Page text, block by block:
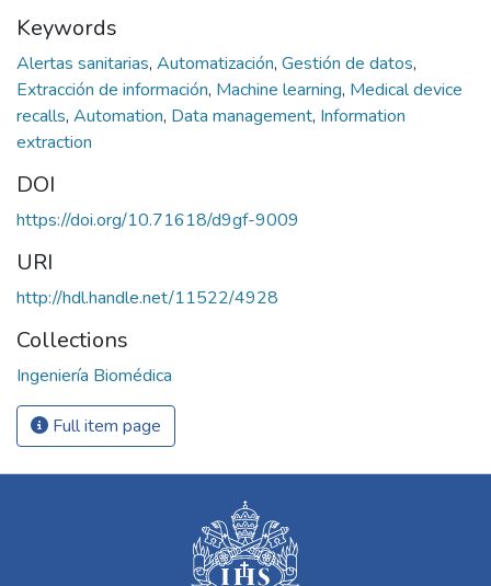
Keywords
Alertas sanitarias, Automatización, Gestión de datos,
Extracción de información, Machine learning, Medical device
recalls, Automation, Data management, Information
extraction
DOI
https://doi.org/10.71618/d9gf-9009
URI
http://hdl.handle.net/11522/4928
Collections
Ingeniería Biomédica
Full item page